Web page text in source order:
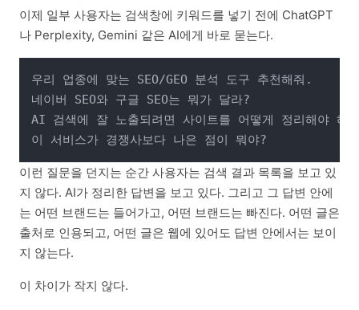
이제 일부 사용자는 검색창에 키워드를 넣기 전에 ChatGPT
나 Perplexity, Gemini 같은 AI에게 바로 묻는다.
우리 업종에 맞는 SEO/GEO 분석 도구 추천해줘.
네이버 SEO와 구글 SEO는 뭐가 달라?
AI 검색에 잘 노출되려면 사이트를 어떻게 정리해야 해?
이런 질문을 던지는 순간 사용자는 검색 결과 목록을 보고 있
지 않다. AI가 정리한 답변을 보고 있다. 그리고 그 답변 안에
는 어떤 브랜드는 들어가고, 어떤 브랜드는 빠진다. 어떤 글은
출처로 인용되고, 어떤 글은 웹에 있어도 답변 안에서는 보이
지 않는다.
이 차이가 작지 않다.